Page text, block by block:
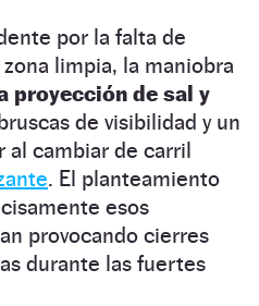
por la falta de
limpia, la maniobra
proyección de sal y
de visibilidad y un
al cambiar de carril
. El planteamiento
esos
provocando cierres
durante las fuertes